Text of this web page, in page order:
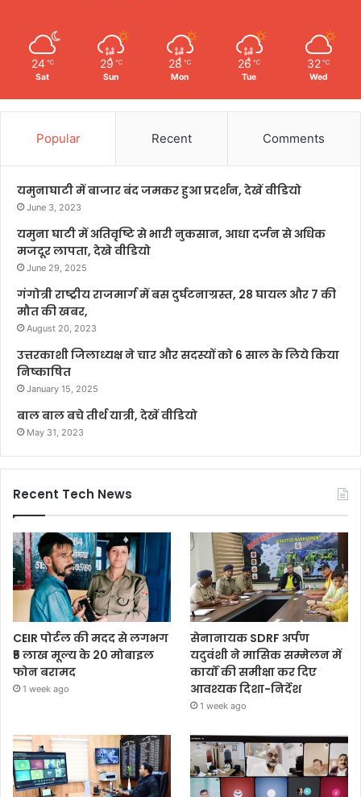
24 ℃
Sat
29 ℃
Sun
28 ℃
Mon
26 ℃
Tue
32 ℃
Wed
Popular Recent Comments
यमुनाघाटी में बाजार बंद जमकर हुआ प्रदर्शन, देखें वीडियो
June 3, 2023
यमुना घाटी में अतिवृष्टि से भारी नुकसान, आधा दर्जन से अधिक
मजदूर लापता, देखे वीडियो
June 29, 2025
गंगोत्री राष्ट्रीय राजमार्ग में बस दुर्घटनाग्रस्त, 28 घायल और 7 की
मौत की खबर,
August 20, 2023
उत्तरकाशी जिलाध्यक्ष ने चार और सदस्यों को 6 साल के लिये किया
निष्काषित
January 15, 2025
बाल बाल बचे तीर्थ यात्री, देखें वीडियो
May 31, 2023
Recent Tech News
CEIR पोर्टल की मदद से लगभग
₹5 लाख मूल्य के 20 मोबाइल
फोन बरामद
1 week ago
सेनानायक SDRF अर्पण
यदुवंशी ने मासिक सम्मेलन में
कार्यों की समीक्षा कर दिए
आवश्यक दिशा-निर्देश
1 week ago